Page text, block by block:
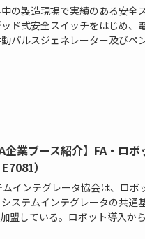
の製造現場で実績のある安全
ド式安全スイッチをはじめ、
パルスジェネレーター及びペ
企業ブース紹介】FA・ロ
）
ムインテグレータ協会は、ロ
ステムインテグレータの共通
盟している。ロボット導入か